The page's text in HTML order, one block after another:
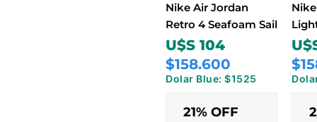
Nike Air Jordan
Retro 4 Seafoam Sail
U$S 104
$158.600
Dolar Blue: $1525
21% OFF
pueden
elegir
página
producto